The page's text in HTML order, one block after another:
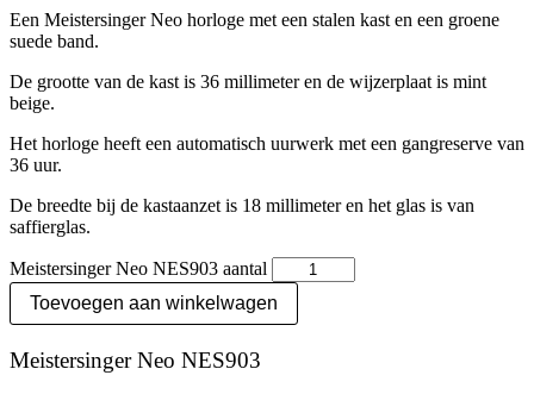
Een Meistersinger Neo horloge met een stalen kast en een groene
suede band.
De grootte van de kast is 36 millimeter en de wijzerplaat is mint
beige.
Het horloge heeft een automatisch uurwerk met een gangreserve van
36 uur.
De breedte bij de kastaanzet is 18 millimeter en het glas is van
saffierglas.
Meistersinger Neo NES903 aantal
Toevoegen aan winkelwagen
Meistersinger Neo NES903